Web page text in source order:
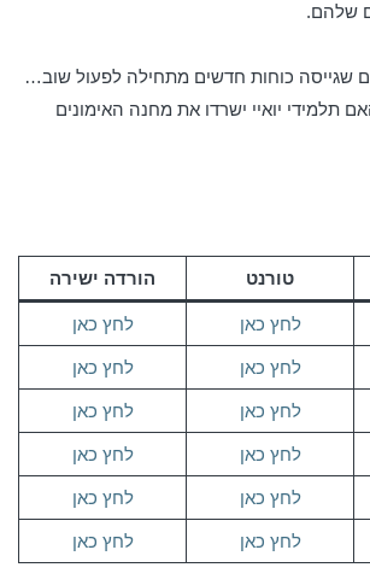
שלהם.
שגייסה כוחות חדשים מתחילה לפעול שוב…
תלמידי יואיי ישרדו את מחנה האימונים
טורנט הורדה ישירה
לחץ כאן לחץ כאן
לחץ כאן לחץ כאן
לחץ כאן לחץ כאן
לחץ כאן לחץ כאן
לחץ כאן לחץ כאן
לחץ כאן לחץ כאן